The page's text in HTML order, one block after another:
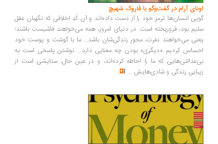
آرام در گفت‌وگو با فاروک شهیچ‭
انسان‌ها ترمزِ خود را از دست داده‌اند و آن کُدِ اخلاقی که نگهبان عقل
بود، فروریخته است. در دنیای امروز، همه می‌خواهند فاشیست باشند؛
می‌خواهند نفرت، محورِ زندگی‌شان باشد... ما با گوشت و پوست خود
کردیم «دیگری» بودن چه معنایی دارد... نوشتن پاسخی است به
که ما را احاطه کرده‌اند، و در عین حال، ستایشی است از
زندگی و شادی‌هایش...